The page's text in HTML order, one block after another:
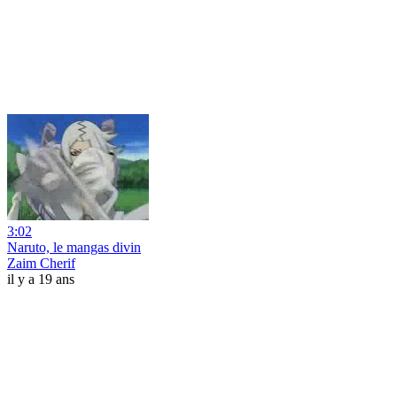
3:02
Naruto, le mangas divin
Zaim Cherif
il y a 19 ans